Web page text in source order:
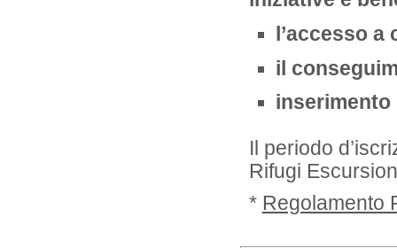
l’accesso
il
inserimento
Il periodo
Rifugi
* Regolamento